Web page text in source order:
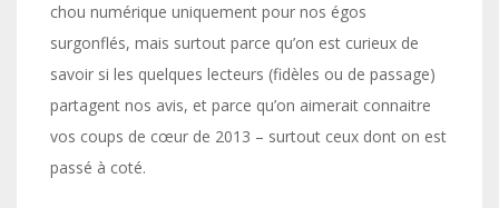
chou numérique uniquement pour nos égos
surgonflés, mais surtout parce qu’on est curieux de
savoir si les quelques lecteurs (fidèles ou de passage)
partagent nos avis, et parce qu’on aimerait connaitre
vos coups de cœur de 2013 – surtout ceux dont on est
passé à coté.